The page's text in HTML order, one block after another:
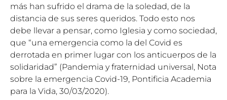
más han sufrido el drama de la soledad, de la
distancia de sus seres queridos. Todo esto nos
debe llevar a pensar, como Iglesia y como sociedad,
que “una emergencia como la del Covid es
derrotada en primer lugar con los anticuerpos de la
solidaridad” (Pandemia y fraternidad universal, Nota
sobre la emergencia Covid-19, Pontificia Academia
para la Vida, 30/03/2020).